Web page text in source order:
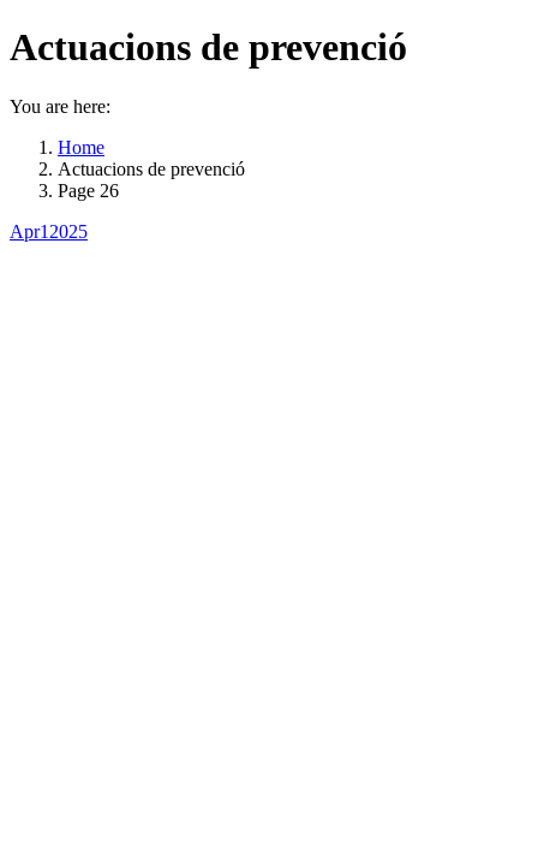
Actuacions de prevenció
You are here:
Home
Actuacions de prevenció
Page 26
Apr1 2025